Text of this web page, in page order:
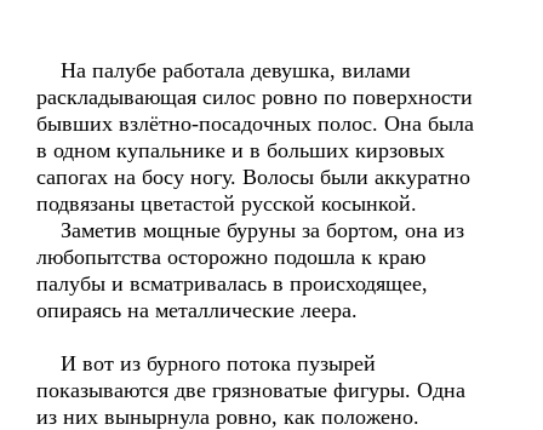
На палубе работала девушка, вилами
раскладывающая силос ровно по поверхности
бывших взлётно-посадочных полос. Она была
в одном купальнике и в больших кирзовых
сапогах на босу ногу. Волосы были аккуратно
подвязаны цветастой русской косынкой.
Заметив мощные буруны за бортом, она из
любопытства осторожно подошла к краю
палубы и всматривалась в происходящее,
опираясь на металлические леера.
И вот из бурного потока пузырей
показываются две грязноватые фигуры. Одна
из них вынырнула ровно, как положено.